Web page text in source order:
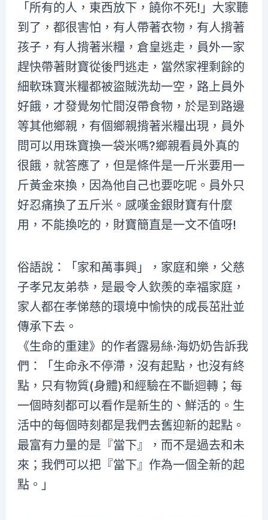
「所有的人，東西放下，饒你不死!」大家聽
到了，都很害怕，有人帶著衣物，有人揹著
孩子，有人揹著米糧，倉皇逃走，員外一家
趕快帶著財寶從後門逃走，當然家裡剩餘的
細軟珠寶米糧都被盜賊洗劫一空，路上員外
好餓，才發覺匆忙間沒帶食物，於是到路邊
等其他鄉親，有個鄉親揹著米糧出現，員外
問可以用珠寶換一袋米嗎?鄉親看員外真的
很餓，就答應了，但是條件是一斤米要用一
斤黃金來換，因為他自己也要吃呢。員外只
好忍痛換了五斤米。感嘆金銀財寶有什麼
用，不能換吃的，財寶簡直是一文不值呀!
俗語說：「家和萬事興」，家庭和樂，父慈
子孝兄友弟恭，是最令人欽羨的幸福家庭，
家人都在孝悌慈的環境中愉快的成長茁壯並
傳承下去。
《生命的重建》的作者露易絲·海奶奶告訴我
們：「生命永不停滯，沒有起點，也沒有終
點，只有物質(身體)和經驗在不斷迴轉；每
一個時刻都可以看作是新生的、鮮活的。生
活中的每個時刻都是我們去舊迎新的起點。
最富有力量的是『當下』，而不是過去和未
來；我們可以把『當下』作為一個全新的起
點。」